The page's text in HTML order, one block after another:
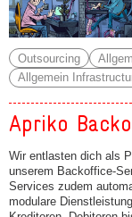
Outsourcing
Allgemein
Apriko
Wir entlasten dich als
unserem Backoffice-
Services zudem
modulare